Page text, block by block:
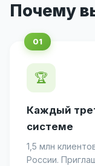
Почему
🏆
Каждый
системе
1,5 млн
России.